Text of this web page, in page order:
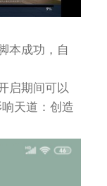
本成功，自
启期间可以
天道：创造